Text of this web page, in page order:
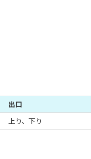
出口
上り、下り